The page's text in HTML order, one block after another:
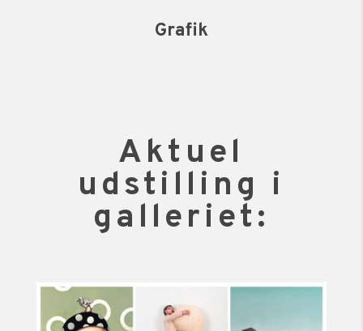
Grafik
Aktuel
udstilling i
galleriet: